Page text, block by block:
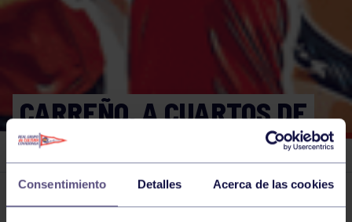
Consentimiento Detalles Acerca de las cookies
CARREÑO, A CUARTOS DE
FINAL DEL CONDE DE GODÓ
El grupo en prensa 07 MAY 2021